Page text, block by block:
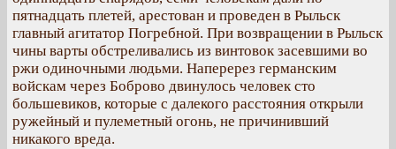
пятнадцать плетей, арестован и проведен в Рыльск
главный агитатор Погребной. При возвращении в Рыльск
чины варты обстреливались из винтовок засевшими во
ржи одиночными людьми. Наперерез германским
войскам через Боброво двинулось человек сто
большевиков, которые с далекого расстояния открыли
ружейный и пулеметный огонь, не причинивший
никакого вреда.